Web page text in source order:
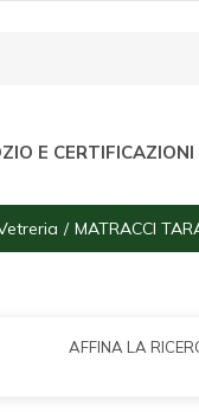
E CERTIFICAZIONI
MATRACCI
AFFINA LA